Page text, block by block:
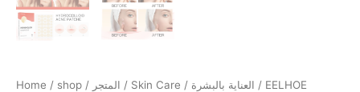
Home / shop / المتجر / Skin Care / العناية بالبشرة / EELHOE